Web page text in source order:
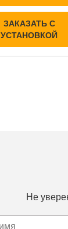
ЗАКАЗАТЬ С
УСТАНОВКОЙ
Не